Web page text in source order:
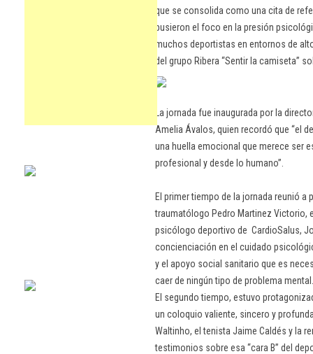
que se consolida como una cita de
pusieron el foco en la presión
muchos deportistas en entornos de
del grupo Ribera “Sentir la camiseta”
La jornada fue inaugurada por la
Amelia Ávalos, quien recordó que “el
una huella emocional que merece ser
profesional y desde lo humano”.
El primer tiempo de la jornada reunió
traumatólogo Pedro Martinez Victorio,
psicólogo deportivo de CardioSalus,
concienciación en el cuidado
y el apoyo social sanitario que es
caer de ningún tipo de problema mental.
El segundo tiempo, estuvo
un coloquio valiente, sincero y
Waltinho, el tenista Jaime Caldés y la
testimonios sobre esa “cara B” del